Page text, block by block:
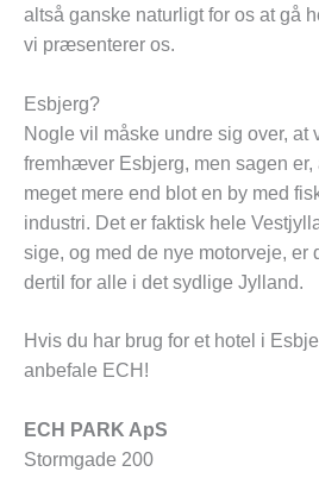
altså ganske naturligt for os at gå
vi præsenterer os.
Esbjerg?
Nogle vil måske undre sig over, at
fremhæver Esbjerg, men sagen er,
meget mere end blot en by med
industri. Det er faktisk hele
sige, og med de nye motorveje, er
dertil for alle i det sydlige Jylland.
Hvis du har brug for et hotel i
anbefale ECH!
ECH PARK ApS
Stormgade 200